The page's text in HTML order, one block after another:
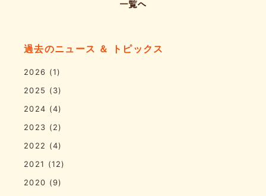
過去のニュース ＆ トピックス
2026 (1)
2025 (3)
2024 (4)
2023 (2)
2022 (4)
2021 (12)
2020 (9)